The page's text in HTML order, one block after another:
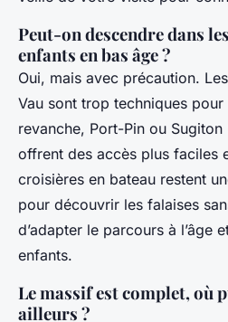
Peut-on descendre dans
enfants en bas âge ?
Oui, mais avec précaution.
Vau sont trop techniques
revanche, Port-Pin ou
offrent des accès plus faciles
croisières en bateau restent
pour découvrir les falaises
d’adapter le parcours à l’âge
enfants.
Le massif est complet, où
ailleurs ?